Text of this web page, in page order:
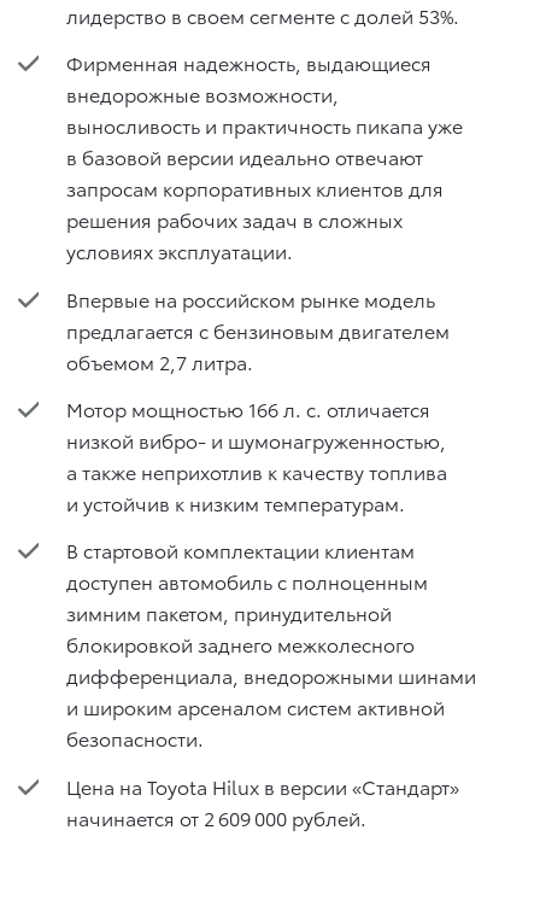
лидерство в своем сегменте с долей 53%.
Фирменная надежность, выдающиеся
внедорожные возможности,
выносливость и практичность пикапа уже
в базовой версии идеально отвечают
запросам корпоративных клиентов для
решения рабочих задач в сложных
условиях эксплуатации.
Впервые на российском рынке модель
предлагается с бензиновым двигателем
объемом 2,7 литра.
Мотор мощностью 166 л. с. отличается
низкой вибро- и шумонагруженностью,
а также неприхотлив к качеству топлива
и устойчив к низким температурам.
В стартовой комплектации клиентам
доступен автомобиль с полноценным
зимним пакетом, принудительной
блокировкой заднего межколесного
дифференциала, внедорожными шинами
и широким арсеналом систем активной
безопасности.
Цена на Toyota Hilux в версии «Стандарт»
начинается от 2 609 000 рублей.